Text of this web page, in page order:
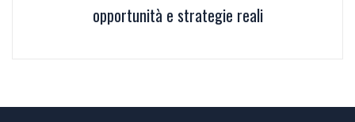
opportunità e strategie reali